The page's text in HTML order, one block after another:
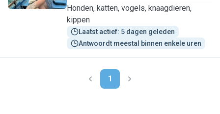
Honden, katten, vogels, knaagdieren,
kippen
Laatst actief: 5 dagen geleden
Antwoordt meestal binnen enkele uren
1